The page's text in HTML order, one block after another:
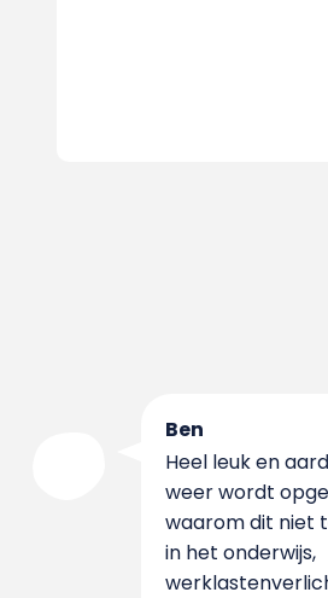
Ben
Heel leuk en
weer wordt
waarom dit niet
in het onderwijs,